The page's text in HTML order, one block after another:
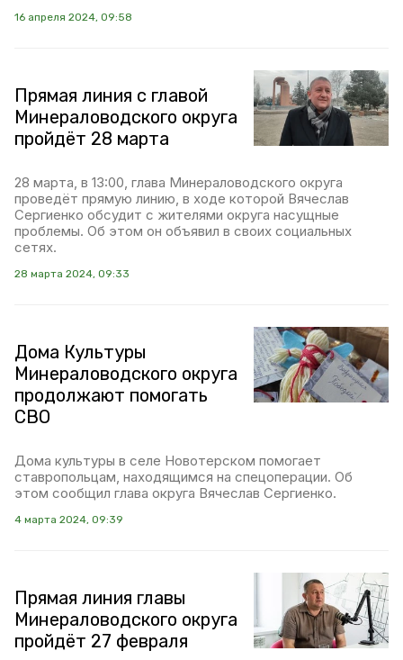
16 апреля 2024, 09:58
Прямая линия с главой
Минераловодского округа
пройдёт 28 марта
28 марта, в 13:00, глава Минераловодского округа
проведёт прямую линию, в ходе которой Вячеслав
Сергиенко обсудит с жителями округа насущные
проблемы. Об этом он объявил в своих социальных
сетях.
28 марта 2024, 09:33
Дома Культуры
Минераловодского округа
продолжают помогать
СВО
Дома культуры в селе Новотерском помогает
ставропольцам, находящимся на спецоперации. Об
этом сообщил глава округа Вячеслав Сергиенко.
4 марта 2024, 09:39
Прямая линия главы
Минераловодского округа
пройдёт 27 февраля